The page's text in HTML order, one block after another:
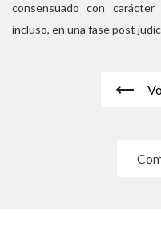
consensuado con
incluso, en una fase post